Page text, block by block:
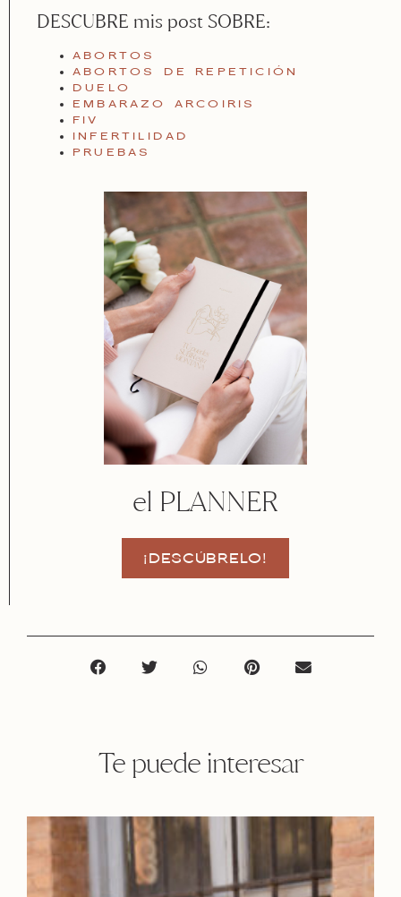
DESCUBRE mis post SOBRE:
ABORTOS
ABORTOS DE REPETICIÓN
DUELO
EMBARAZO ARCOIRIS
FIV
INFERTILIDAD
PRUEBAS
el PLANNER
¡DESCÚBRELO!
Te puede interesar